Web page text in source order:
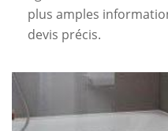
plus amples
devis précis.